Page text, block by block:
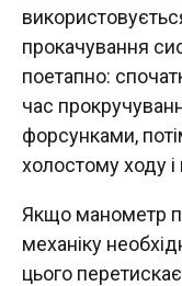
прокачування
поетапно:
час
форсунками,
холостому ходу
Якщо манометр
механіку
цього